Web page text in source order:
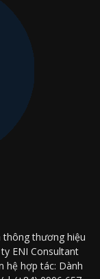
thông thương hiệu
ENI Consultant
hệ hợp tác: Dành